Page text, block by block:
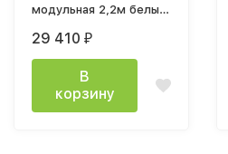
модульная 2,2м белый
29 410 ₽
В
корзину